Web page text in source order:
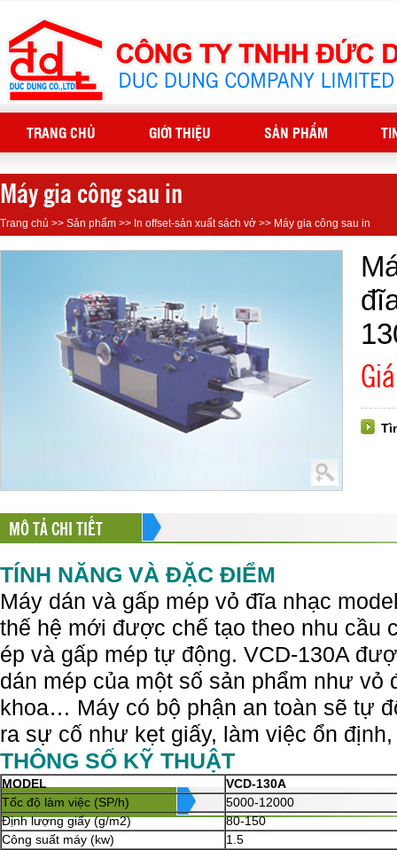
TRANG CHỦ GIỚI THIỆU SẢN PHẨM
Máy gia công sau in
Trang chủ >> Sản phẩm >> In offset-sản xuất sách vở >> Máy gia công sau in
MÔ TẢ CHI TIẾT
TÍNH NĂNG VÀ ĐẶC ĐIỂM
Máy dán và gấp mép vỏ đĩa nhạc
thế hệ mới được chế tạo theo nhu cầu
ép và gấp mép tự động. VCD-130A
dán mép của một số sản phẩm như vỏ
khoa… Máy có bộ phận an toàn sẽ tự
ra sự cố như kẹt giấy, làm việc ổn
THÔNG SỐ KỸ THUẬT
MODEL
VCD-130A
Tốc độ làm việc (SP/h)
5000-12000
Định lượng giấy (g/m2)
80-150
Công suất máy (kw)
1.5